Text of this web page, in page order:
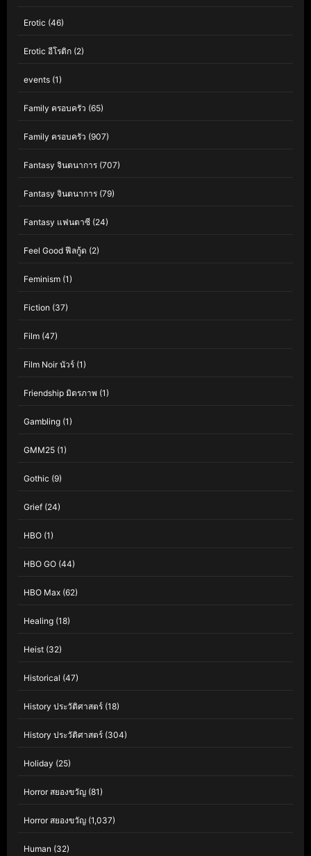
Erotic (46)
Erotic อีโรติก (2)
events (1)
Family ครอบครัว (65)
Family ครอบครัว (907)
Fantasy จินตนาการ (707)
Fantasy จินตนาการ (79)
Fantasy แฟนตาซี (24)
Feel Good ฟีลกู้ด (2)
Feminism (1)
Fiction (37)
Film (47)
Film Noir นัวร์ (1)
Friendship มิตรภาพ (1)
Gambling (1)
GMM25 (1)
Gothic (9)
Grief (24)
HBO (1)
HBO GO (44)
HBO Max (62)
Healing (18)
Heist (32)
Historical (47)
History ประวัติศาสตร์ (18)
History ประวัติศาสตร์ (304)
Holiday (25)
Horror สยองขวัญ (81)
Horror สยองขวัญ (1,037)
Human (32)